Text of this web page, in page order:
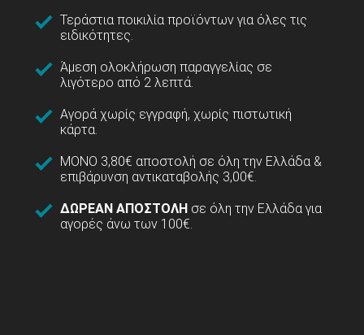
Τεράστια ποικιλία προϊόντων για όλες τις
ειδικότητες.
Άμεση ολοκλήρωση παραγγελίας σε
λιγότερο από 2 λεπτά.
Αγορά χωρίς εγγραφή, χωρίς πιστωτική
κάρτα.
ΜΟΝΟ 3,80€ αποστολή σε όλη την Ελλάδα &
επιβάρυνση αντικαταβολής 3,00€.
ΔΩΡΕΑΝ ΑΠΟΣΤΟΛΗ σε όλη την Ελλάδα για
αγορές άνω των 100€.